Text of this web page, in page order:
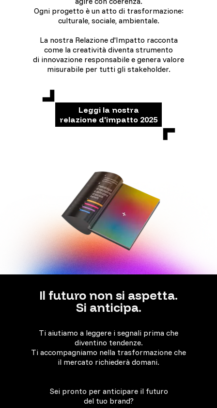
Ogni progetto è un atto di trasformazione:
culturale, sociale, ambientale.
La nostra Relazione d'Impatto racconta
come la creatività diventa strumento
di innovazione responsabile e genera valore
misurabile per tutti gli stakeholder.
Leggi la nostra
relazione d'impatto 2025
Il futuro non si aspetta.
Si anticipa.
Ti aiutiamo a leggere i segnali prima che
diventino tendenze.
Ti accompagniamo nella trasformazione che
il mercato richiederà domani.
Sei pronto per anticipare il futuro
del tuo brand?